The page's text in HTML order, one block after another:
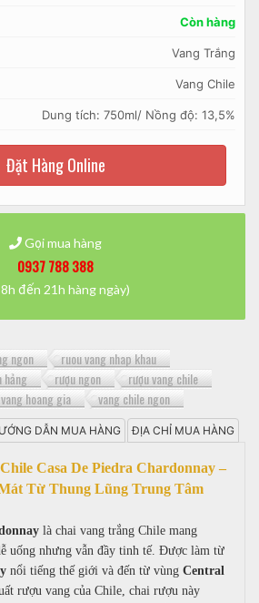
Còn hàng
Vang Trắng
Vang Chile
Dung tích: 750ml/ Nồng độ: 13,5%
Đặt Hàng Online
Gọi mua hàng
0937 788 388
đến 21h hàng ngày)
ngon
ruou vang nhap khau
hảng
rượu ngon
rượu vang chile
hoang gia vang chile ngon
DẪN MUA HÀNG ĐỊA CHỈ MUA HÀNG
Casa De Piedra Chardonnay –
Từ Thung Lũng Trung Tâm
là chai vang trắng Chile mang
uống nhưng vẫn đầy tinh tế. Được làm từ
nổi tiếng thế giới và đến từ vùngCentral
rượu vang của Chile, chai rượu này